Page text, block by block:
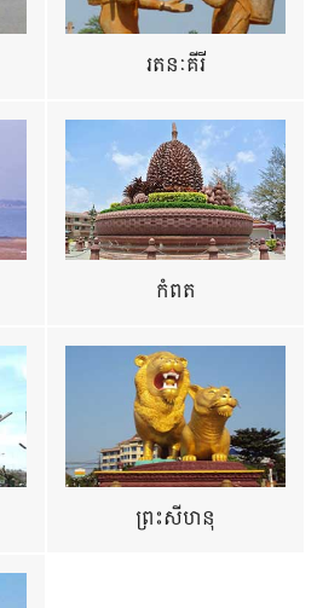
រតនៈគីរី
កំពត
ព្រះសីហនុ